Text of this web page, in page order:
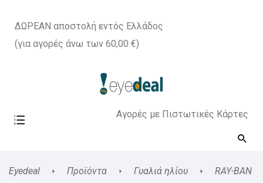
ΔΩΡΕΑΝ αποστολή εντός Ελλάδος
(για αγορές άνω των 60,00 €)
Αγορές με Πιστωτικές Κάρτες
Eyedeal Προϊόντα Γυαλιά ηλίου
RAY-BAN